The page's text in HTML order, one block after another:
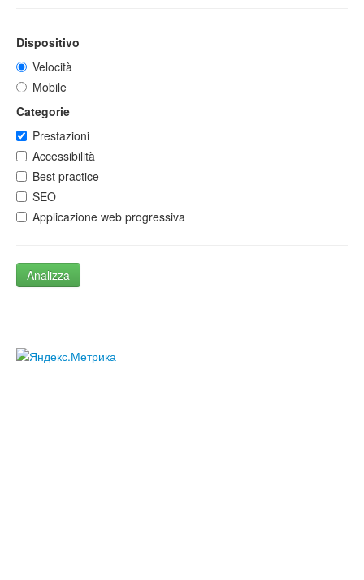
Dispositivo
Velocità
Mobile
Categorie
Prestazioni
Accessibilità
Best practice
SEO
Applicazione web progressiva
Analizza